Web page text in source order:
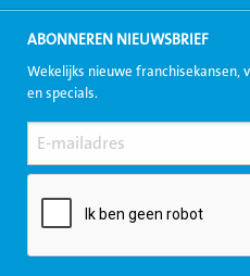
ABONNEREN NIEUWSBRIEF
Wekelijks nieuwe franchisekansen,
en specials.